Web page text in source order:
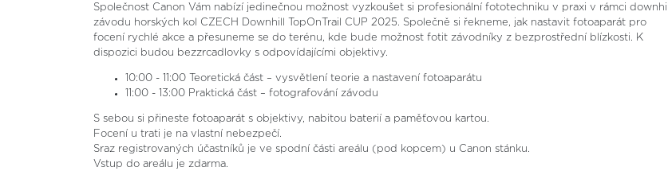
Společnost Canon Vám nabízí jedinečnou možnost vyzkoušet si profesionální fototechniku v praxi v rámci downhill
závodu horských kol CZECH Downhill TopOnTrail CUP 2025. Společně si řekneme, jak nastavit fotoaparát pro
focení rychlé akce a přesuneme se do terénu, kde bude možnost fotit závodníky z bezprostřední blízkosti. K
dispozici budou bezzrcadlovky s odpovídajícími objektivy.
10:00 - 11:00 Teoretická část – vysvětlení teorie a nastavení fotoaparátu
11:00 - 13:00 Praktická část – fotografování závodu
S sebou si přineste fotoaparát s objektivy, nabitou baterií a paměťovou kartou.
Focení u trati je na vlastní nebezpečí.
Sraz registrovaných účastníků je ve spodní části areálu (pod kopcem) u Canon stánku.
Vstup do areálu je zdarma.